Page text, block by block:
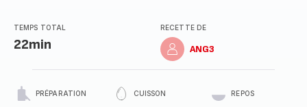
TEMPS TOTAL
22min
RECETTE DE
ANG3
PRÉPARATION CUISSON REPOS